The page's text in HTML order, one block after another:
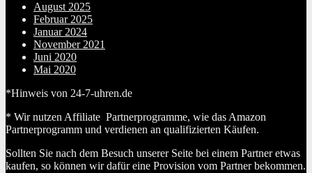
August 2025
Februar 2025
Januar 2024
November 2021
Juni 2020
Mai 2020
*Hinweis von 24-7-uhren.de
* Wir nutzen Affiliate Partnerprogramme, wie das Amazon
Partnerprogramm und verdienen an qualifizierten Käufen.
Sollten Sie nach dem Besuch unserer Seite bei einem Partner etwas
kaufen, so können wir dafür eine Provision vom Partner bekommen.